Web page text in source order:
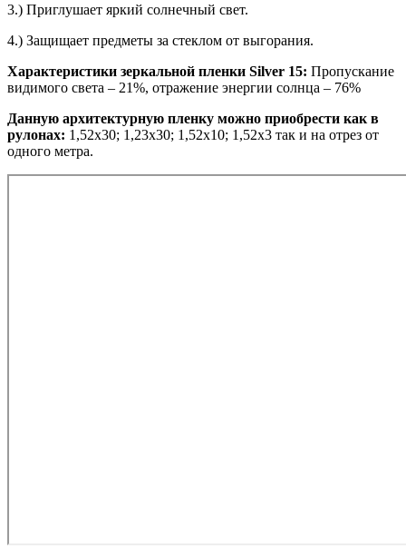
3.) Приглушает яркий солнечный свет.
4.) Защищает предметы за стеклом от выгорания.
Характеристики зеркальной пленки Silver 15: Пропускание
видимого света – 21%, отражение энергии солнца – 76%
Данную архитектурную пленку можно приобрести как в
рулонах: 1,52х30; 1,23х30; 1,52х10; 1,52x3 так и на отрез от
одного метра.